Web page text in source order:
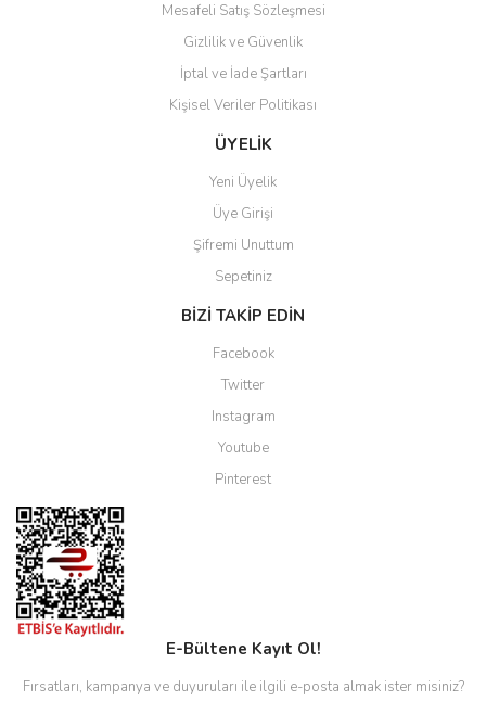
Mesafeli Satış Sözleşmesi
Gizlilik ve Güvenlik
İptal ve İade Şartları
Kişisel Veriler Politikası
ÜYELİK
Yeni Üyelik
Üye Girişi
Şifremi Unuttum
Sepetiniz
BİZİ TAKİP EDİN
Facebook
Twitter
Instagram
Youtube
Pinterest
E-Bültene Kayıt Ol!
Fırsatları, kampanya ve duyuruları ile ilgili e-posta almak ister misiniz?